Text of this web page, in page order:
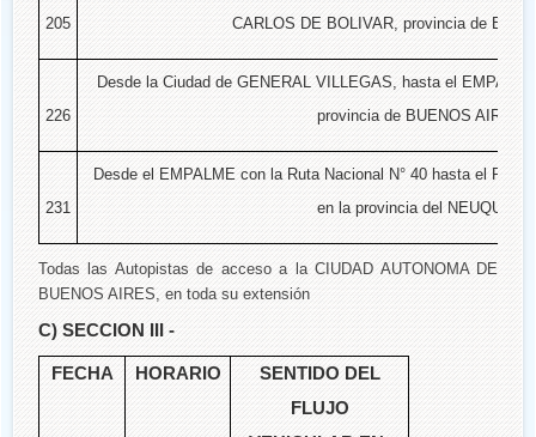
205
CARLOS DE BOLIVAR, provincia de
226
Desde la Ciudad de GENERAL VILLEGAS, hasta el
provincia de BUENOS AIRES.
231
Desde el EMPALME con la Ruta Nacional N° 40 hasta el
en la provincia del NEUQUEN.
Todas las Autopistas de acceso a la CIUDAD AUTONOMA DE
BUENOS AIRES, en toda su extensión
C) SECCION III -
FECHA HORARIO
SENTIDO DEL
FLUJO